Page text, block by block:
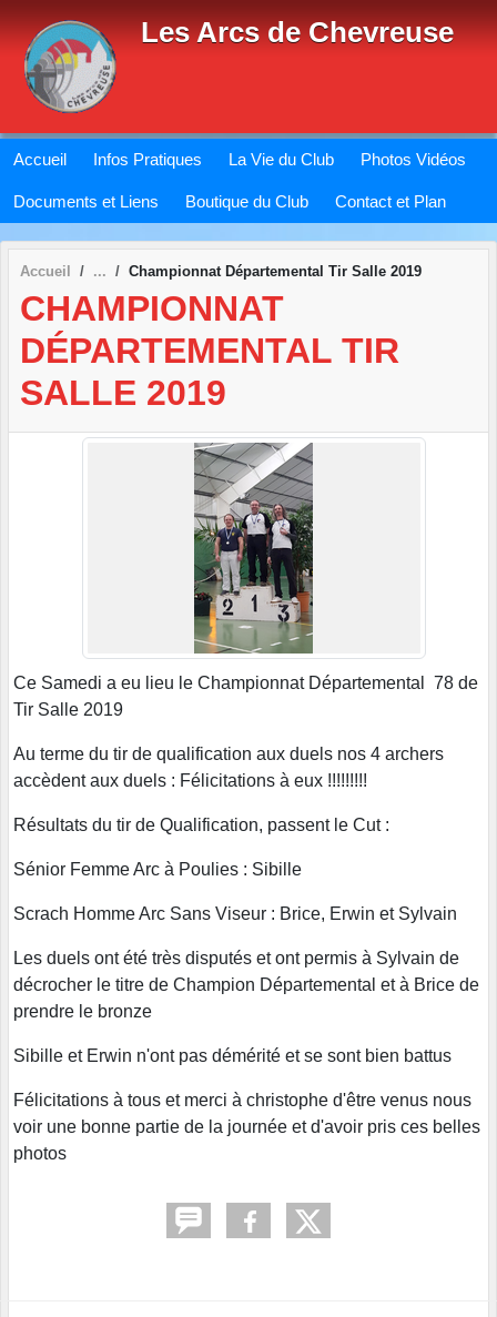
Les Arcs de Chevreuse
Accueil Infos Pratiques La Vie du Club Photos Vidéos
Documents et Liens Boutique du Club Contact et Plan
Accueil Championnat Départemental Tir Salle 2019
CHAMPIONNAT
DÉPARTEMENTAL TIR
SALLE 2019
Ce Samedi a eu lieu le Championnat Départemental 78 de
Tir Salle 2019
Au terme du tir de qualification aux duels nos 4 archers
accèdent aux duels : Félicitations à eux !!!!!!!!!
Résultats du tir de Qualification, passent le Cut :
Sénior Femme Arc à Poulies : Sibille
Scrach Homme Arc Sans Viseur : Brice, Erwin et Sylvain
Les duels ont été très disputés et ont permis à Sylvain de
décrocher le titre de Champion Départemental et à Brice de
prendre le bronze
Sibille et Erwin n'ont pas démérité et se sont bien battus
Félicitations à tous et merci à christophe d'être venus nous
voir une bonne partie de la journée et d'avoir pris ces belles
photos